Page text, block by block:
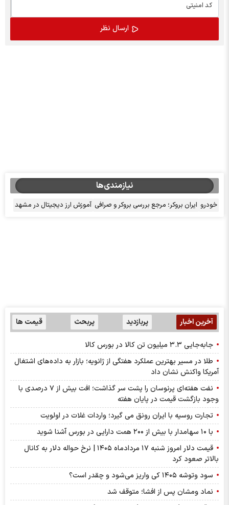
نیازمندی‌ها
خودرو ایران بروکر؛ مرجع بررسی بروکر و صرافی آموزش ارز دیجیتال در مشهد
آخرین اخبار پربازدید پربحث قیمت ها
جابه‌جایی ۳.۳ میلیون تن کالا در بورس کالا
طلا در مسیر بهترین عملکرد هفتگی از ژانویه؛ بازار به داده‌های اشتغال
آمریکا واکنش نشان داد
نفت هفته‌ای پرنوسان را پشت سر گذاشت؛ افت بیش از ۷ درصدی با
وجود بازگشت قیمت در پایان هفته
تجارت روسیه با ایران رونق می گیرد؛ واردات غلات در اولویت
با ۱۰ سهامدار با بیش از ۲۰۰ همت دارایی در بورس آشنا شوید
قیمت دلار امروز شنبه ۱۷ مردادماه ۱۴۰۵ | نرخ حواله دلار به کانال
بالاتر صعود کرد
سود وتوشه ۱۴۰۵ کی واریز می‌شود و چقدر است؟
نماد ومشان پس از افشا؛ متوقف شد